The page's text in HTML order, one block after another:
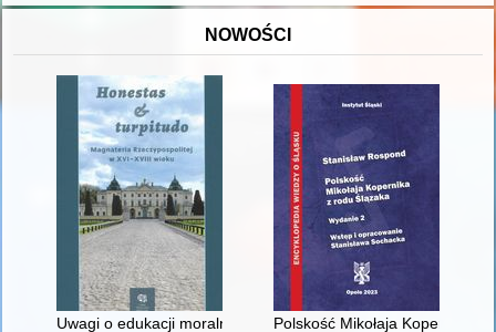
NOWOŚCI
Uwagi o edukacji moralnej synów szlacheckich w XVI-
Polskość Mikołaja Kopernika z